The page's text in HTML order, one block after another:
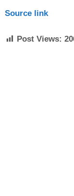
Source link
Post Views: